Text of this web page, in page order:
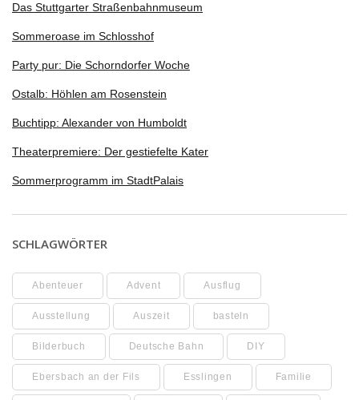
Das Stuttgarter Straßenbahnmuseum
Sommeroase im Schlosshof
Party pur: Die Schorndorfer Woche
Ostalb: Höhlen am Rosenstein
Buchtipp: Alexander von Humboldt
Theaterpremiere: Der gestiefelte Kater
Sommerprogramm im StadtPalais
SCHLAGWÖRTER
Abenteuer Advent Ausflug
Ausstellung Auszeit basteln
Bilderbuch Deutsche Bahn DIY
Ebersbach an der Fils Esslingen Familie